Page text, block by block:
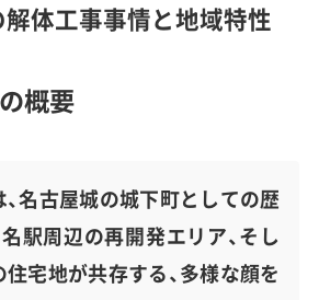
体工事事情と地域特性
概要
名古屋城の城下町としての歴
駅周辺の再開発エリア、そし
宅地が共存する、多様な顔を